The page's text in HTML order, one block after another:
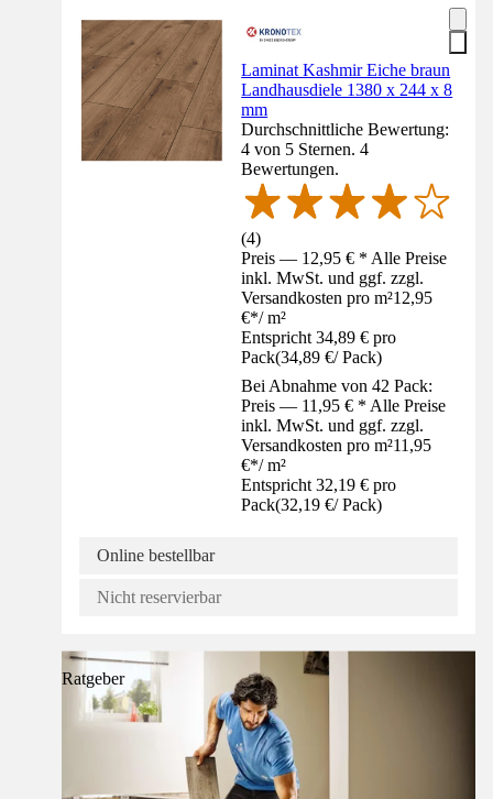
Laminat Kashmir Eiche braun
Landhausdiele 1380 x 244 x 8
mm
Durchschnittliche Bewertung:
4 von 5 Sternen. 4
Bewertungen.
(4)
Preis — 12,95 € * Alle Preise
inkl. MwSt. und ggf. zzgl.
Versandkosten pro m²12,95
€*/ m²
Entspricht 34,89 € pro
Pack(34,89 €/ Pack)
Bei Abnahme von 42 Pack:
Preis — 11,95 € * Alle Preise
inkl. MwSt. und ggf. zzgl.
Versandkosten pro m²11,95
€*/ m²
Entspricht 32,19 € pro
Pack(32,19 €/ Pack)
Online bestellbar
Nicht reservierbar
Ratgeber